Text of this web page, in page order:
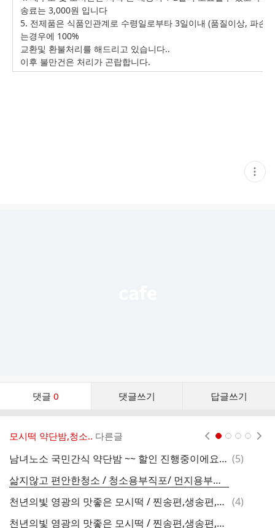
송료는 3,000원 입니다
5. 전제품은 식품인관계로 수령일로부타 3일이내 (품질이상, 파손 )
는경우에 100%
교환및 환불처리를 해드리고 있습니다..
이후 불만건은 처리가 곤랍합니다.
현
재
댓글 0 댓글쓰기 답글쓰기
댓
모시떡 약단밤,청소.. 다른글
남녀노소 국민간식 약단밤 ~~ 할인 진행중이에요~/생율 댓
(5)
삶지않고 편안한청소 / 청소용부직포/ 먼지용부직포/ 알뜰형부직포-- 주방에서 많이 하는 빨래삶기에서 발암물질검출!
천년의빛 영광의 맛좋은 모시떡 / 찐송편,생송편,개떡 댓
(4)
천년의빛 영광의 맛좋은 모시떡 / 찐송편,생송편,개떡